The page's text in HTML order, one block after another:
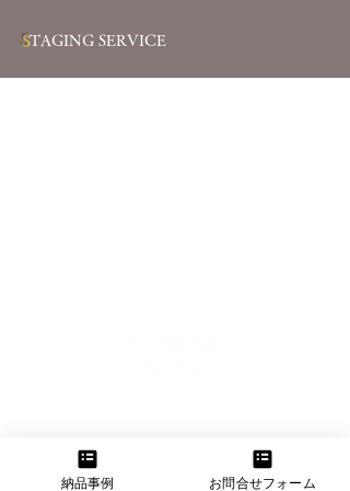
STAGING SERVICE
TEL：06-6160-3555 FAX：06-6160-3556
納品事例 お問合せフォーム